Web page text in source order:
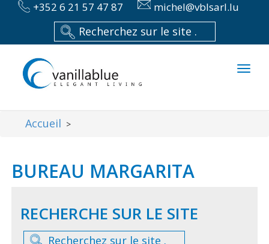
+352 6 21 57 47 87 michel@vblsarl.lu
Accueil >
BUREAU MARGARITA
RECHERCHE SUR LE SITE